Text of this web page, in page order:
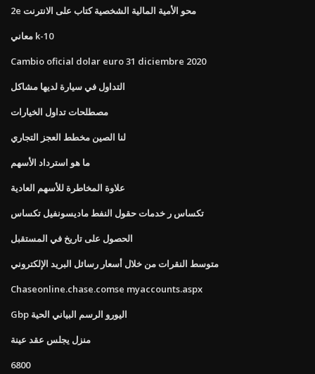
2e محو الأمية المالية الشخصية كتاب على الانترنت
معاني k-10
Cambio oficial dolar euro 31 diciembre 2020
التداول في سيارة لديها مشاكل
مصطلحات تداول الخيارات
لنا الصين مخطط العجز التجاري
ما هو استرداد الأسهم
علاوة المخاطرة للأسهم العادية
تكساس ر خدمات حقول النفط ماديسونفيل تكساس
الحصول على تاريخ في المستقبل
متوسط ​​النقرات من خلال أسعار رسائل البريد الإلكتروني
Chaseonline.chase.comse myaccounts.aspx
Gbp اليورو الرسم البياني الحية
منزل يجلس عقد عينة
6800